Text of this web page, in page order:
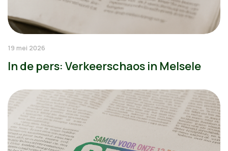
19 mei 2026
In de pers: Verkeerschaos in Melsele